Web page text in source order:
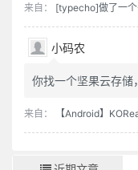
来自： [typecho]做了一
小码农
你找一个坚果云存储
来自： 【Android】